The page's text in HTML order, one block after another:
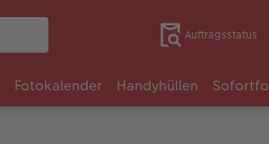
Auftragsstatus
Fotokalender Handyhüllen